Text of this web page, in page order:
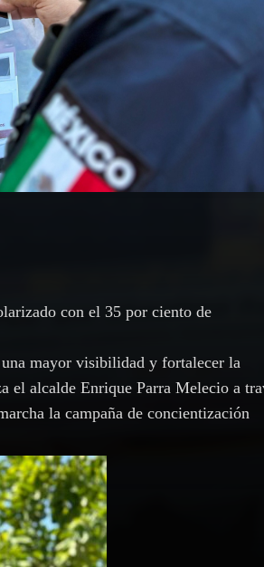
con el 35 por ciento de
mayor visibilidad y fortalecer la
el alcalde Enrique Parra Melecio a
la campaña de concientización